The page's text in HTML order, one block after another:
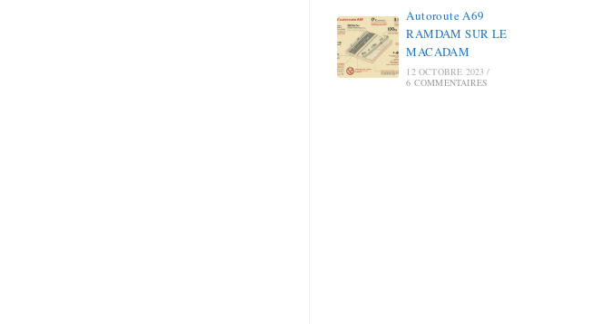
Autoroute A69
RAMDAM SUR LE
MACADAM
12 OCTOBRE 2023 /
6 COMMENTAIRES